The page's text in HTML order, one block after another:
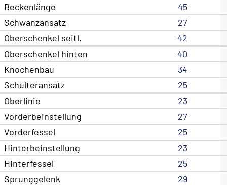
Beckenlänge
45
Schwanzansatz
27
Oberschenkel seitl.
42
Oberschenkel hinten
40
Knochenbau
34
Schulteransatz
25
Oberlinie
23
Vorderbeinstellung
27
Vorderfessel
25
Hinterbeinstellung
23
Hinterfessel
25
Sprunggelenk
29